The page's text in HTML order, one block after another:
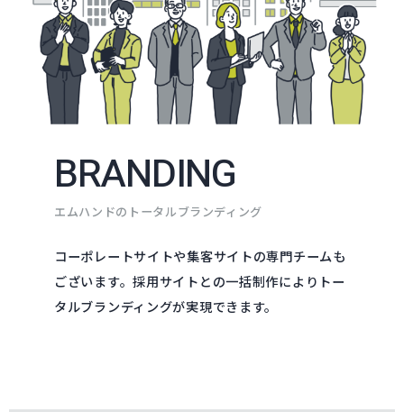
BRANDING
エムハンドのトータルブランディング
コーポレートサイトや集客サイトの専門チームも
ございます。採用サイトとの一括制作によりトー
タルブランディングが実現できます。